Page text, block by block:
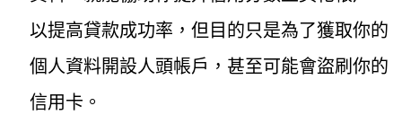
以提高貸款成功率，但目的只是為了獲取你的
個人資料開設人頭帳戶，甚至可能會盜刷你的
信用卡。